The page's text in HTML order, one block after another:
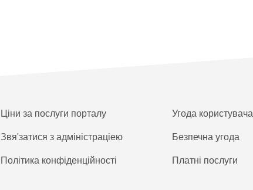
Ціни за послуги порталу
Звя'затися з адміністраціею
Політика конфіденційності
Угода користувача
Безпечна угода
Платнi послуги